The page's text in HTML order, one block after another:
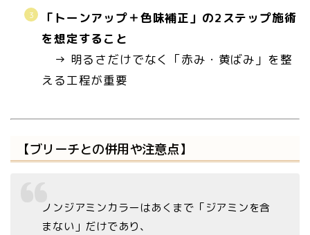
「トーンアップ＋色味補正」の2ステップ施術
を想定すること
→ 明るさだけでなく「赤み・黄ばみ」を整
える工程が重要
【ブリーチとの併用や注意点】
ノンジアミンカラーはあくまで「ジアミンを含
まない」だけであり、